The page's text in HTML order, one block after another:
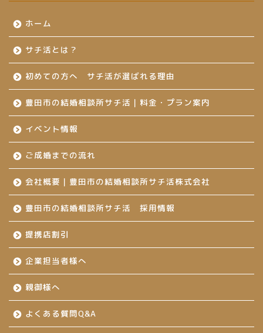
ホーム
サチ活とは？
初めての方へ サチ活が選ばれる理由
豊田市の結婚相談所サチ活｜料金・プラン案内
イベント情報
ご成婚までの流れ
会社概要｜豊田市の結婚相談所サチ活株式会社
豊田市の結婚相談所サチ活 採用情報
提携店割引
企業担当者様へ
親御様へ
よくある質問Q&A